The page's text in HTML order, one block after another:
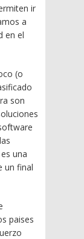
ir
a
en el
(o
son
una
un final
paises